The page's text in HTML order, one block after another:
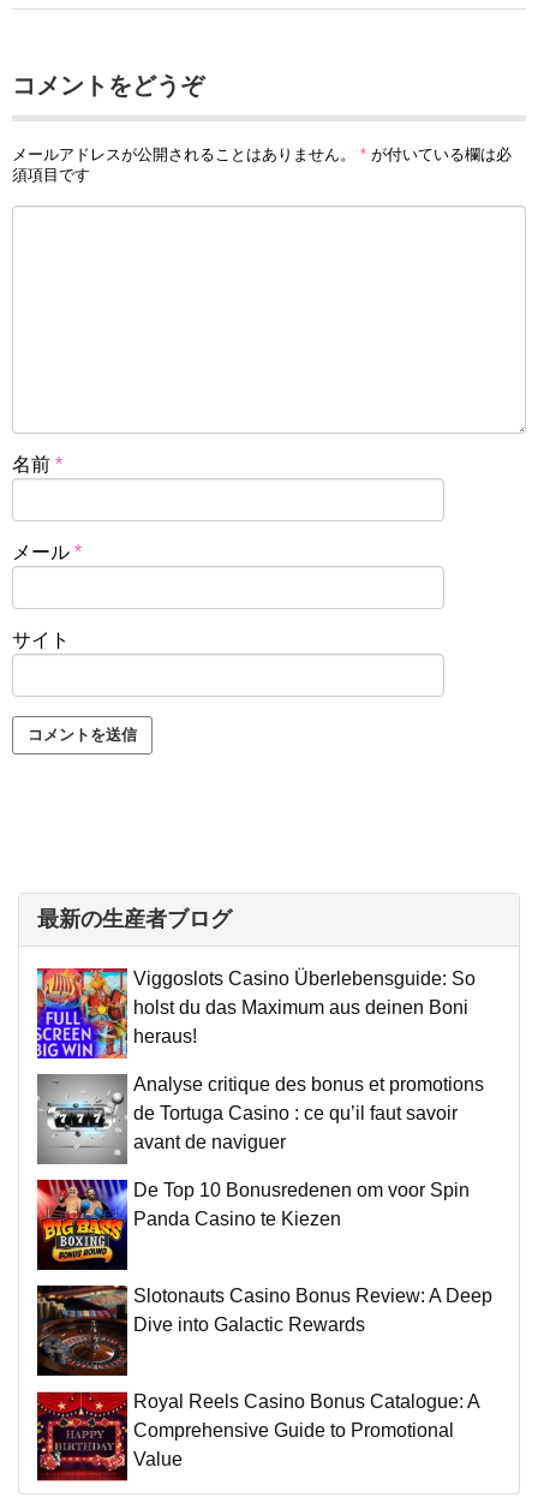
コメントをどうぞ
メールアドレスが公開されることはありません。 * が付いている欄は必
須項目です
名前 *
メール *
サイト
最新の生産者ブログ
Viggoslots Casino Überlebensguide: So
holst du das Maximum aus deinen Boni
heraus!
Analyse critique des bonus et promotions
de Tortuga Casino : ce qu’il faut savoir
avant de naviguer
De Top 10 Bonusredenen om voor Spin
Panda Casino te Kiezen
Slotonauts Casino Bonus Review: A Deep
Dive into Galactic Rewards
Royal Reels Casino Bonus Catalogue: A
Comprehensive Guide to Promotional
Value